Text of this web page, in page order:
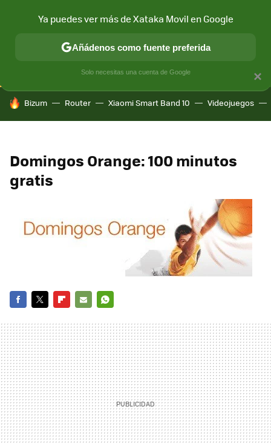
CONECTIVIDAD MÓVIL Y SOCIEDAD APLICACIONES
HOY SE HABLA DE
Bizum Router Xiaomi Smart Band 10 Videojuegos
Domingos Orange: 100 minutos
gratis
MAIL
×
Ya puedes ver más de Xataka Movil en Google
Añádenos como fuente preferida
Solo necesitas una cuenta de Google